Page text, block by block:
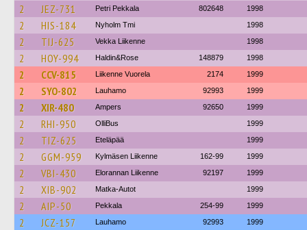
2 JEZ-731 Petri Pekkala 802648 1998
2 HIS-184 Nyholm Tmi 1998
2 TIJ-625 Vekka Liikenne 1998
2 HOY-994 Haldin&Rose 148879 1998
2 CCV-815 Liikenne Vuorela 2174 1999
2 SYO-802 Lauhamo 92993 1999
2 XIR-480 Ampers 92650 1999
2 RHI-950 OlliBus 1999
2 TIZ-625 Eteläpää 1999
2 GGM-959 Kylmäsen Liikenne 162-99 1999
2 VBI-430 Elorannan Liikenne 92197 1999
2 XIB-902 Matka-Autot 1999
2 AIP-50 Pekkala 254-99 1999
2 JCZ-157 Lauhamo 92993 1999